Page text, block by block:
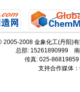
2005-2008 金象化工(丹阳)
总部: 15261890999
传真: 025-
支持合作媒体：